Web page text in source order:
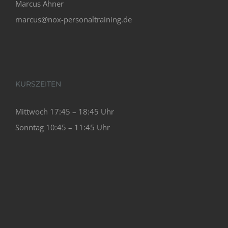
Marcus Ahner
marcus@nox-personaltraining.de
KURSZEITEN
Mittwoch 17:45 – 18:45 Uhr
Sonntag 10:45 – 11:45 Uhr